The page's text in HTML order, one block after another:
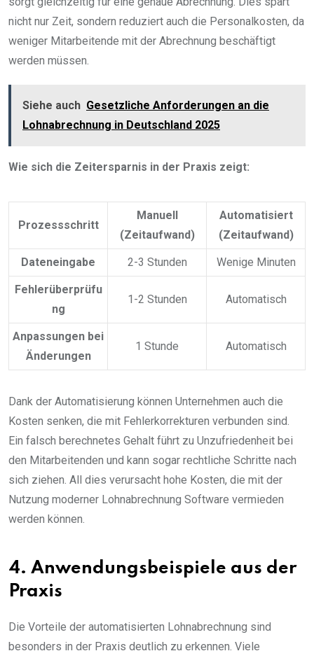
nicht nur Zeit, sondern reduziert auch die Personalkosten, da
weniger Mitarbeitende mit der Abrechnung beschäftigt
werden müssen.
Siehe auch Gesetzliche Anforderungen an die
Lohnabrechnung in Deutschland 2025
Wie sich die Zeitersparnis in der Praxis zeigt:
Prozessschritt
Manuell
(Zeitaufwand)
Automatisiert
(Zeitaufwand)
Dateneingabe 2-3 Stunden Wenige Minuten
Fehlerüberprüfu
ng
1-2 Stunden Automatisch
Anpassungen bei
Änderungen
1 Stunde Automatisch
Dank der Automatisierung können Unternehmen auch die
Kosten senken, die mit Fehlerkorrekturen verbunden sind.
Ein falsch berechnetes Gehalt führt zu Unzufriedenheit bei
den Mitarbeitenden und kann sogar rechtliche Schritte nach
sich ziehen. All dies verursacht hohe Kosten, die mit der
Nutzung moderner Lohnabrechnung Software vermieden
werden können.
4. Anwendungsbeispiele aus der
Praxis
Die Vorteile der automatisierten Lohnabrechnung sind
besonders in der Praxis deutlich zu erkennen. Viele